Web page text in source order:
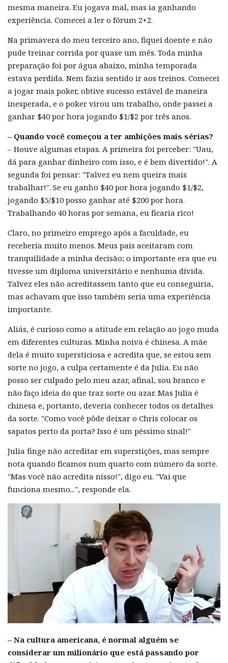
mesma maneira. Eu jogava mal, mas ia ganhando
experiência. Comecei a ler o fórum 2+2.
Na primavera do meu terceiro ano, fiquei doente e não
pude treinar corrida por quase um mês. Toda minha
preparação foi por água abaixo, minha temporada
estava perdida. Nem fazia sentido ir aos treinos. Comecei
a jogar mais poker, obtive sucesso estável de maneira
inesperada, e o poker virou um trabalho, onde passei a
ganhar $40 por hora jogando $1/$2 por três anos.
– Quando você começou a ter ambições mais sérias?
– Houve algumas etapas. A primeira foi perceber: "Uau,
dá para ganhar dinheiro com isso, e é bem divertido!". A
segunda foi pensar: "Talvez eu nem queira mais
trabalhar!". Se eu ganho $40 por hora jogando $1/$2,
jogando $5/$10 posso ganhar até $200 por hora.
Trabalhando 40 horas por semana, eu ficaria rico!
Claro, no primeiro emprego após a faculdade, eu
receberia muito menos. Meus pais aceitaram com
tranquilidade a minha decisão; o importante era que eu
tivesse um diploma universitário e nenhuma dívida.
Talvez eles não acreditassem tanto que eu conseguiria,
mas achavam que isso também seria uma experiência
importante.
Aliás, é curioso como a atitude em relação ao jogo muda
em diferentes culturas. Minha noiva é chinesa. A mãe
dela é muito supersticiosa e acredita que, se estou sem
sorte no jogo, a culpa certamente é da Julia. Eu não
posso ser culpado pelo meu azar, afinal, sou branco e
não faço ideia do que traz sorte ou azar. Mas Julia é
chinesa e, portanto, deveria conhecer todos os detalhes
da sorte. "Como você pôde deixar o Chris colocar os
sapatos perto da porta? Isso é um péssimo sinal!"
Julia finge não acreditar em superstições, mas sempre
nota quando ficamos num quarto com número da sorte.
"Mas você não acredita nisso!", digo eu. "Vai que
funciona mesmo...", responde ela.
– Na cultura americana, é normal alguém se
considerar um milionário que está passando por